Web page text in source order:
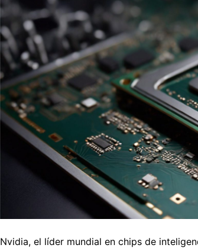
Nvidia, el líder mundial en chips de